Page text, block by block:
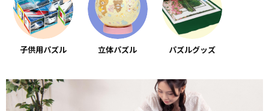
子供用パズル 立体パズル パズルグッズ